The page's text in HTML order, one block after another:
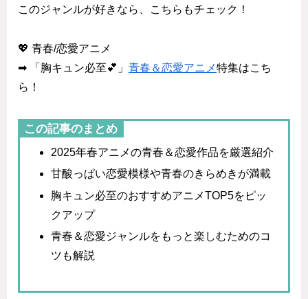
このジャンルが好きなら、こちらもチェック！
💖 青春/恋愛アニメ
➡ 「胸キュン必至💕」 青春＆恋愛アニメ特集はこち
ら！
この記事のまとめ
2025年春アニメの青春＆恋愛作品を厳選紹介
甘酸っぱい恋愛模様や青春のきらめきが満載
胸キュン必至のおすすめアニメTOP5をピッ
クアップ
青春＆恋愛ジャンルをもっと楽しむためのコ
ツも解説